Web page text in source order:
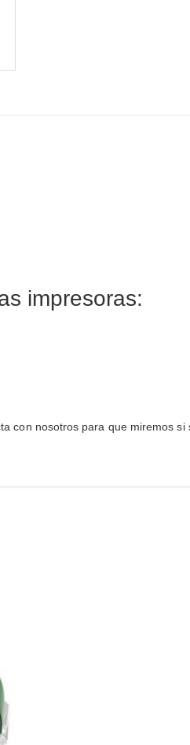
impresoras:
con nosotros para que miremos